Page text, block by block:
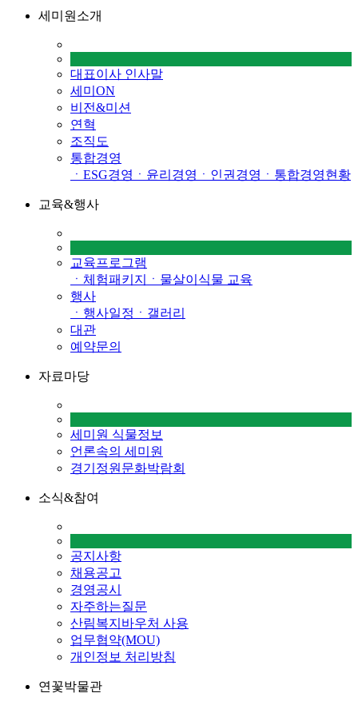
세미원소개
대표이사 인사말
세미ON
비전&미션
연혁
조직도
통합경영
ㆍESG경영 ㆍ윤리경영 ㆍ인권경영 ㆍ통합경영현황
교육&행사
교육프로그램
ㆍ체험패키지
ㆍ물살이식물 교육
행사
ㆍ행사일정 ㆍ갤러리
대관
예약문의
자료마당
세미원 식물정보
언론속의 세미원
경기정원문화박람회
소식&참여
공지사항
채용공고
경영공시
자주하는질문
산림복지바우처 사용
업무협약(MOU)
개인정보 처리방침
연꽃박물관